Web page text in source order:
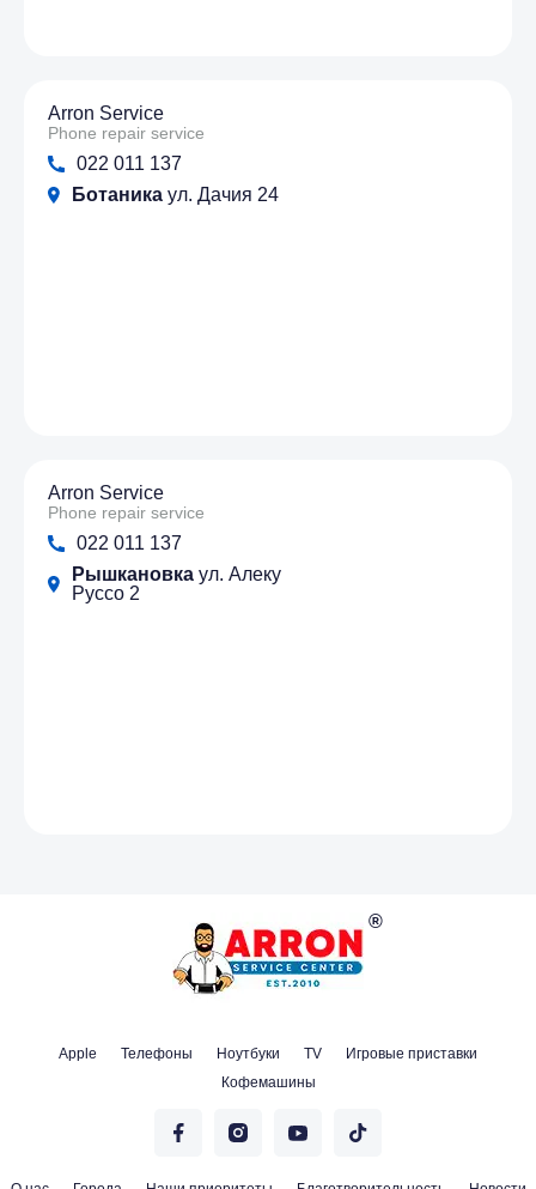
Arron Service
Phone repair service
022 011 137
Ботаника ул. Дачия 24
Arron Service
Phone repair service
022 011 137
Рышкановка ул. Алеку
Руссо 2
Apple Телефоны Ноутбуки TV
Игровые приставки
Кофемашины